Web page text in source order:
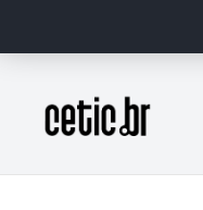
Página inicial